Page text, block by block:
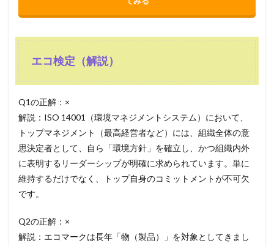
エコ検定（解説）
Q1の正解：×
解説：ISO 14001（環境マネジメントシステム）において、
トップマネジメント（最高経営者など）には、組織全体の意
思決定者として、自ら「環境方針」を確立し、かつ組織内外
に表明するリーダーシップが明確に求められています。単に
維持するだけでなく、トップ自身のコミットメントが不可欠
です。
Q2の正解：×
解説：エコマークは長年「物（製品）」を対象としてきまし